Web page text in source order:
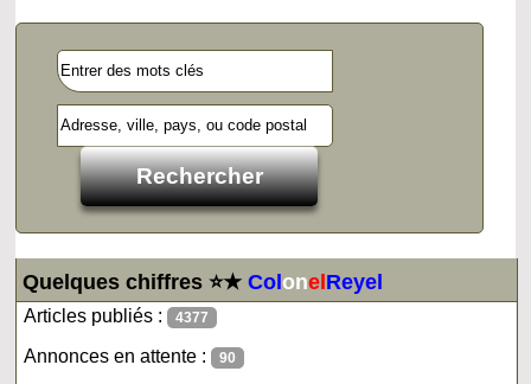
Quelques chiffres ⭐★ColonelReyel
Articles publiés : 4377
Annonces en attente : 90